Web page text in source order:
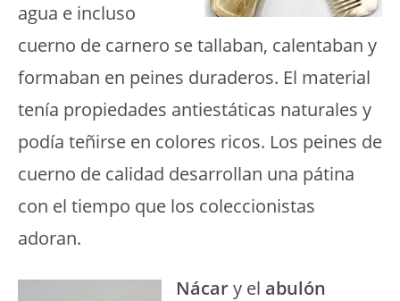
agua e incluso
cuerno de carnero se tallaban, calentaban y
formaban en peines duraderos. El material
tenía propiedades antiestáticas naturales y
podía teñirse en colores ricos. Los peines de
cuerno de calidad desarrollan una pátina
con el tiempo que los coleccionistas
adoran.
Nácary el abulón